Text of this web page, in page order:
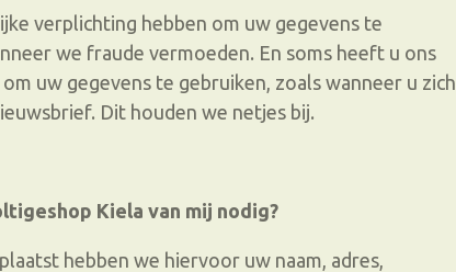
verplichting hebben om uw gegevens te
we fraude vermoeden. En soms heeft u ons
uw gegevens te gebruiken, zoals wanneer u zich
Dit houden we netjes bij.
Kiela van mij nodig?
hebben we hiervoor uw naam, adres,